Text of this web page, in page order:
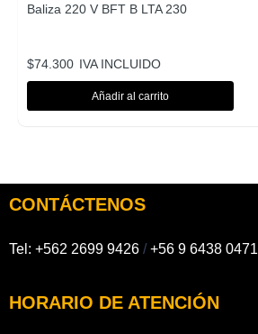
Baliza 220 V BFT B LTA 230
$74.300 IVA INCLUIDO
Añadir al carrito
CONTÁCTENOS
Tel: +562 2699 9426 / +56 9 6438 0471
HORARIO DE ATENCIÓN